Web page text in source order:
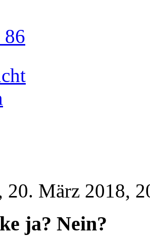
86
20. März 2018,
ja? Nein?